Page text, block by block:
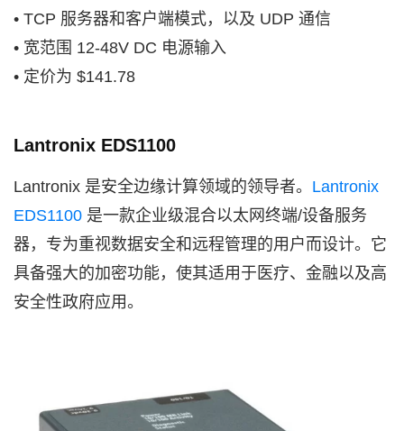
• TCP 服务器和客户端模式，以及 UDP 通信
• 宽范围 12-48V DC 电源输入
• 定价为 $141.78
Lantronix EDS1100
Lantronix 是安全边缘计算领域的领导者。 Lantronix
EDS1100 是一款企业级混合以太网终端/设备服务
器，专为重视数据安全和远程管理的用户而设计。它
具备强大的加密功能，使其适用于医疗、金融以及高
安全性政府应用。